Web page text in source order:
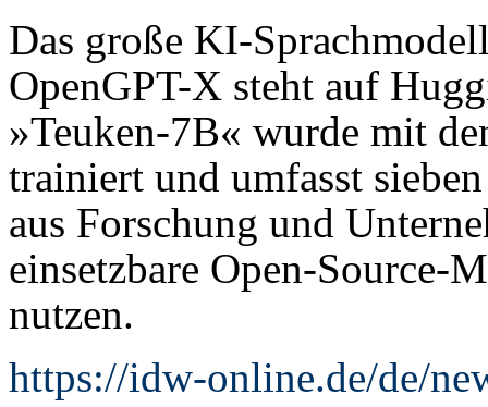
Das große KI-
OpenGPT-X steht auf
»Teuken-7B« wurde mit
trainiert und umfasst
aus Forschung und
einsetzbare Open-
nutzen.
https://idw-online.de/de/